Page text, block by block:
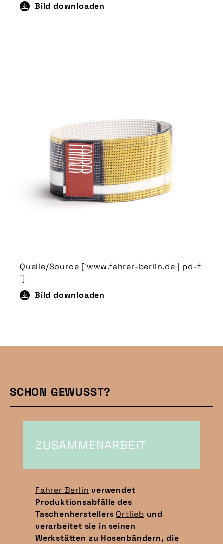
Bild downloaden
Quelle/Source [´www.fahrer-berlin.de | pd-f
´]
Bild downloaden
SCHON GEWUSST?
ZUSAMMENARBEIT
Fahrer Berlin verwendet
Produktionsabfälle des
Taschenherstellers Ortlieb und
verarbeitet sie in seinen
Werkstätten zu Hosenbändern, die